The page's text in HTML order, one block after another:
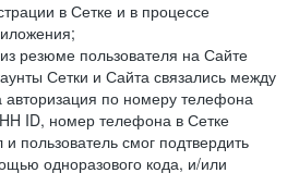
в Сетке и в процессе
резюме пользователя на Сайте
Сетки и Сайта связались между
по номеру телефона
ID, номер телефона в Сетке
пользователь смог подтвердить
одноразового кода, и/или